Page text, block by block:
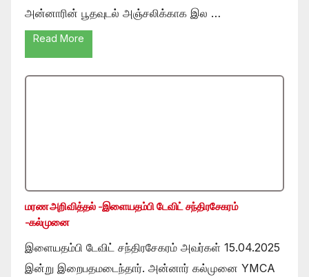
அன்னாரின் பூதவுடல் அஞ்சலிக்காக இல …
Read More
மரண அறிவித்தல் -இளையதம்பி டேவிட் சந்திரசேகரம்
-கல்முனை
இளையதம்பி டேவிட் சந்திரசேகரம் அவர்கள் 15.04.2025
இன்று இறைபதமடைந்தார். அன்னார் கல்முனை YMCA